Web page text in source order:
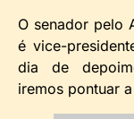
O senador pelo
é vice-
dia de
iremos pontuar